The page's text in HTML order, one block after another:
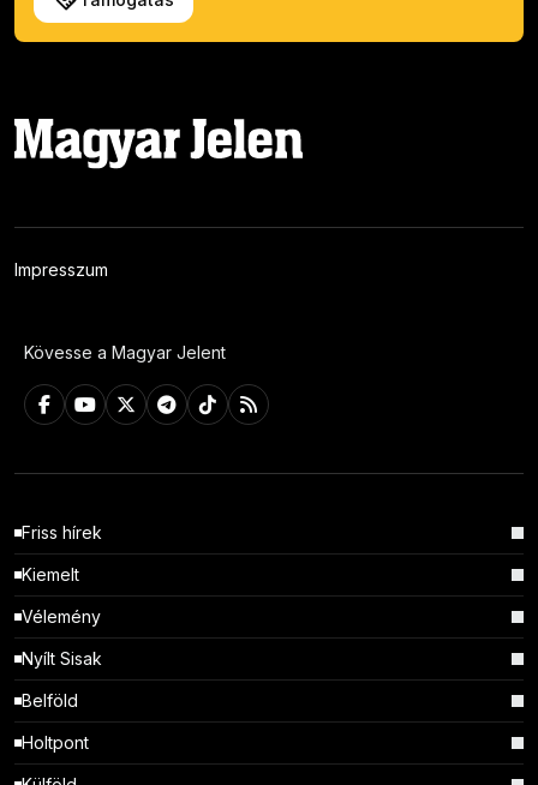
Impresszum
Kövesse a Magyar Jelent
Friss hírek
Kiemelt
Vélemény
Nyílt Sisak
Belföld
Holtpont